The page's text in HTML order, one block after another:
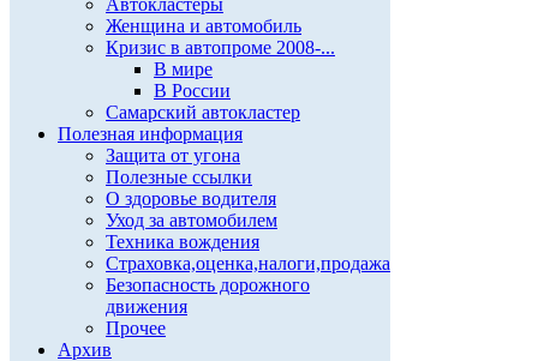
Автокластеры
Женщина и автомобиль
Кризис в автопроме 2008-...
В мире
В России
Самарский автокластер
Полезная информация
Защита от угона
Полезные ссылки
О здоровье водителя
Уход за автомобилем
Техника вождения
Страховка,оценка,налоги,продажа
Безопасность дорожного
движения
Прочее
Архив